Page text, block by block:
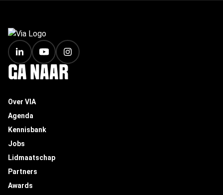
FOOTER
GA NAAR
Over VIA
Agenda
Kennisbank
Jobs
Lidmaatschap
Partners
Awards